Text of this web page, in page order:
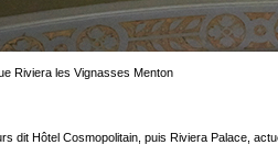
Riviera les Vignasses Menton
dit Hôtel Cosmopolitain, puis Riviera Palace,